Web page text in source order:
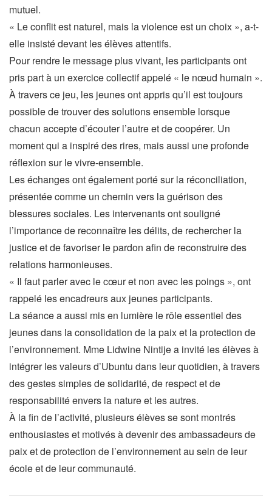
mutuel.
« Le conflit est naturel, mais la violence est un choix », a-t-
elle insisté devant les élèves attentifs.
Pour rendre le message plus vivant, les participants ont
pris part à un exercice collectif appelé « le nœud humain ».
À travers ce jeu, les jeunes ont appris qu’il est toujours
possible de trouver des solutions ensemble lorsque
chacun accepte d’écouter l’autre et de coopérer. Un
moment qui a inspiré des rires, mais aussi une profonde
réflexion sur le vivre-ensemble.
Les échanges ont également porté sur la réconciliation,
présentée comme un chemin vers la guérison des
blessures sociales. Les intervenants ont souligné
l’importance de reconnaître les délits, de rechercher la
justice et de favoriser le pardon afin de reconstruire des
relations harmonieuses.
« Il faut parler avec le cœur et non avec les poings », ont
rappelé les encadreurs aux jeunes participants.
La séance a aussi mis en lumière le rôle essentiel des
jeunes dans la consolidation de la paix et la protection de
l’environnement. Mme Lidwine Nintije a invité les élèves à
intégrer les valeurs d’Ubuntu dans leur quotidien, à travers
des gestes simples de solidarité, de respect et de
responsabilité envers la nature et les autres.
À la fin de l’activité, plusieurs élèves se sont montrés
enthousiastes et motivés à devenir des ambassadeurs de
paix et de protection de l’environnement au sein de leur
école et de leur communauté.